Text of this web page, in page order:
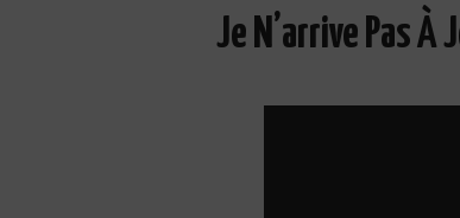
Je N’arrive Pas À